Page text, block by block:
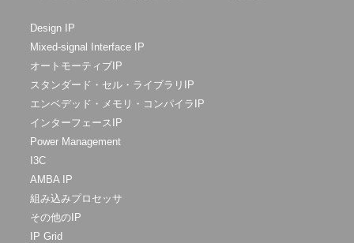
Design IP
Mixed-signal Interface IP
オートモーティブIP
スタンダード・セル・ライブラリIP
エンベデッド・メモリ・コンパイラIP
インターフェースIP
Power Management
I3C
AMBA IP
組み込みプロセッサ
その他のIP
IP Grid